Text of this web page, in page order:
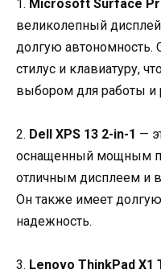
1. Microsoft Surface
великолепный
долгую автономность.
стилус и клавиатуру,
выбором для работы и
2. Dell XPS 13 2-in-1 —
оснащенный мощным
отличным дисплеем и
Он также имеет
надежность.
3. Lenovo ThinkPad X1